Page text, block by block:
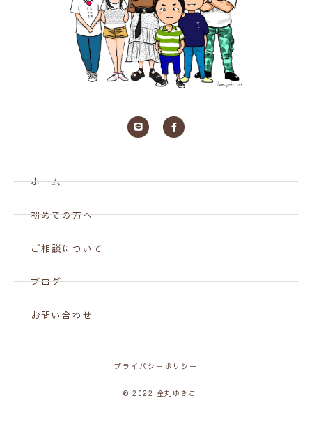
ホーム
初めての方へ
ご相談について
ブログ
お問い合わせ
プライバシーポリシー
© 2022 金丸ゆきこ